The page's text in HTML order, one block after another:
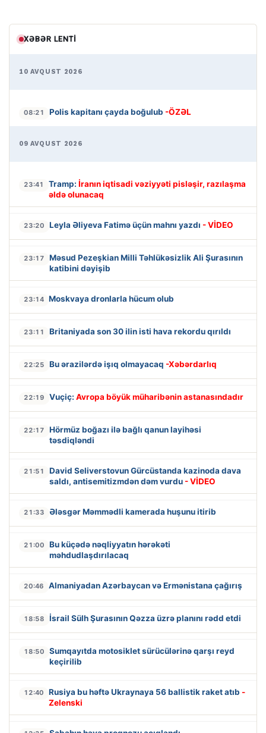
XƏBƏR LENTI
10 AVQUST 2026
08:21 Polis kapitanı çayda boğulub -ÖZƏL
09 AVQUST 2026
23:41 Tramp: İranın iqtisadi vəziyyəti pisləşir, razılaşma
əldə olunacaq
23:20 Leyla Əliyeva Fatimə üçün mahnı yazdı - VİDEO
23:17
Məsud Pezeşkian Milli Təhlükəsizlik Ali Şurasının
katibini dəyişib
23:14 Moskvaya dronlarla hücum olub
23:11 Britaniyada son 30 ilin isti hava rekordu qırıldı
22:25 Bu ərazilərdə işıq olmayacaq -Xəbərdarlıq
22:19 Vuçiç: Avropa böyük müharibənin astanasındadır
22:17
Hörmüz boğazı ilə bağlı qanun layihəsi
təsdiqləndi
21:51
David Seliverstovun Gürcüstanda kazinoda dava
saldı, antisemitizmdən dəm vurdu - VİDEO
21:33 Ələsgər Məmmədli kamerada huşunu itirib
21:00
Bu küçədə nəqliyyatın hərəkəti
məhdudlaşdırılacaq
20:46 Almaniyadan Azərbaycan və Ermənistana çağırış
18:58 İsrail Sülh Şurasının Qəzza üzrə planını rədd etdi
18:50
Sumqayıtda motosiklet sürücülərinə qarşı reyd
keçirilib
12:40 Rusiya bu həftə Ukraynaya 56 ballistik raket atıb -
Zelenski